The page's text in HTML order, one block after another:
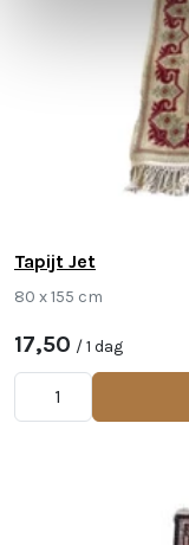
Tapijt Jet
80 x 155 cm
17,50 / 1 dag